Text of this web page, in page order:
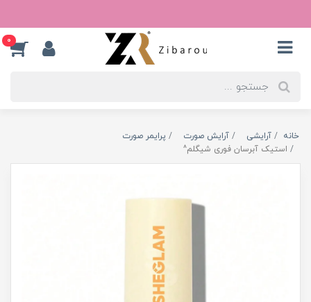
0
خانه آرایشی آرایش صورت
پرایمر صورت
استیک آبرسان فوری شیگلم^